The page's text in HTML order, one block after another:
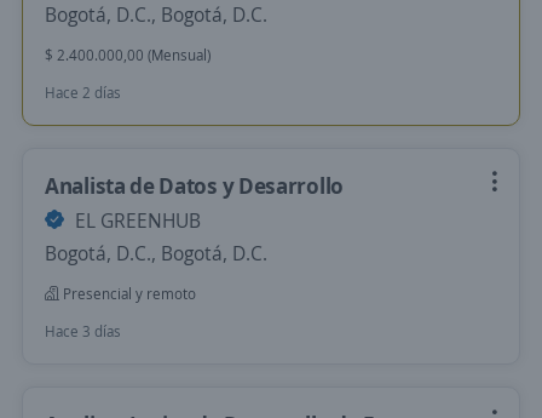
Bogotá, D.C., Bogotá, D.C.
$ 2.400.000,00 (Mensual)
Hace 2 días
Analista de Datos y Desarrollo
EL GREENHUB
Bogotá, D.C., Bogotá, D.C.
Presencial y remoto
Hace 3 días